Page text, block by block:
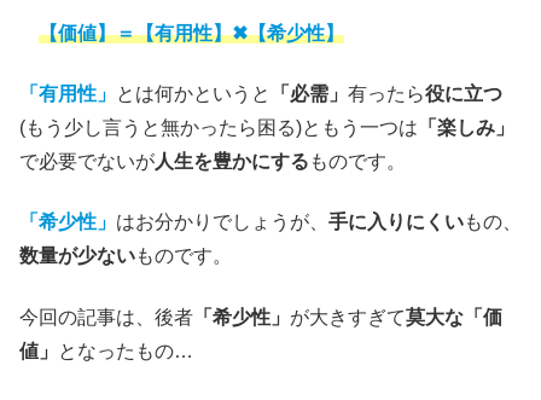
【価値】＝【有用性】✖【希少性】
「有用性」 とは何かというと 「必需」 有ったら役に立つ
(もう少し言うと無かったら困る)ともう一つは 「楽しみ」
で必要でないが人生を豊かにする ものです。
「希少性」 はお分かりでしょうが、 手に入りにくいもの、
数量が少ないものです。
今回の記事は、後者 「希少性」 が大きすぎて莫大な「価
値」
となったもの…